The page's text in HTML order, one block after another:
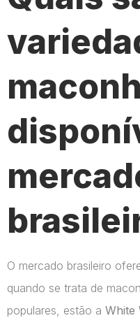
O mercado brasileiro
quando se trata de
populares, estão a White